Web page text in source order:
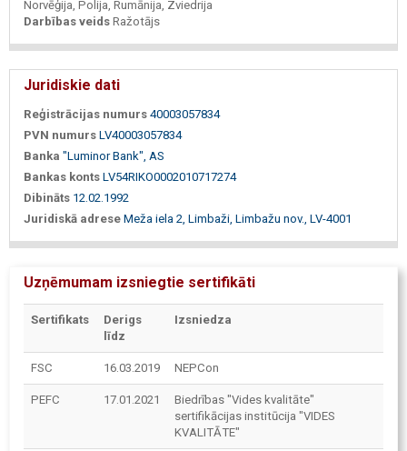
Norvēģija, Polija, Rumānija, Zviedrija
Darbības veids Ražotājs
Juridiskie dati
Reģistrācijas numurs 40003057834
PVN numurs LV40003057834
Banka "Luminor Bank", AS
Bankas konts LV54RIKO0002010717274
Dibināts 12.02.1992
Juridiskā adrese Meža iela 2, Limbaži, Limbažu nov., LV-4001
Uzņēmumam izsniegtie sertifikāti
Sertifikats
Derigs
līdz
Izsniedza
FSC 16.03.2019 NEPCon
PEFC 17.01.2021
Biedrības "Vides kvalitāte"
sertifikācijas institūcija "VIDES
KVALITĀTE"